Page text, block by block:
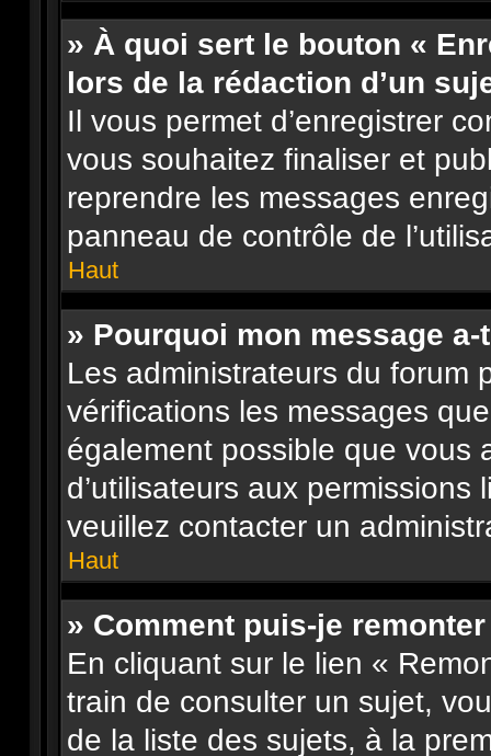
» À quoi sert le bouton «
lors de la rédaction d’un
Il vous permet d’enregistrer
vous souhaitez finaliser et
reprendre les messages
panneau de contrôle de
Haut
» Pourquoi mon message
Les administrateurs du forum
vérifications les messages
également possible que vous
d’utilisateurs aux permissions
veuillez contacter un
Haut
» Comment puis-je
En cliquant sur le lien «
train de consulter un sujet,
de la liste des sujets, à la